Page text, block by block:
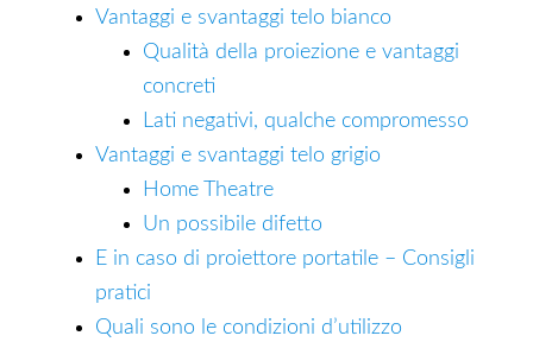
Vantaggi e svantaggi telo bianco
Qualità della proiezione e vantaggi
concreti
Lati negativi, qualche compromesso
Vantaggi e svantaggi telo grigio
Home Theatre
Un possibile difetto
E in caso di proiettore portatile – Consigli
pratici
Quali sono le condizioni d’utilizzo